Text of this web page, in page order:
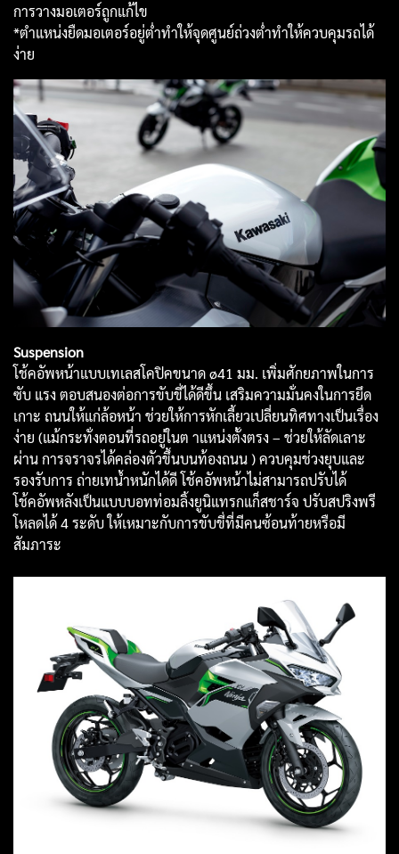
การวางมอเตอร์ถูกแก้ไข
*ตำแหน่งยืดมอเตอร์อยู่ต่ำทำให้จุดศูนย์ถ่วงต่ำทำให้ควบคุมรถได้
ง่าย
Suspension
โช้คอัพหน้าแบบเทเลสโคปิคขนาด ø41 มม. เพิ่มศักยภาพในการ
ซับ แรง ตอบสนองต่อการขับขี่ได้ดีขึ้น เสริมความมั่นคงในการยึด
เกาะ ถนนให้แก่ล้อหน้า ช่วยให้การหักเลี้ยวเปลี่ยนทิศทางเป็นเรื่อง
ง่าย (แม้กระทั่งตอนที่รถอยู่ในต าแหน่งตั้งตรง – ช่วยให้ลัดเลาะ
ผ่าน การจราจรได้คล่องตัวขึ้นบนท้องถนน ) ควบคุมช่วงยุบและ
รองรับการ ถ่ายเทน้ำหนักได้ดี โช้คอัพหน้าไม่สามารถปรับได้
โช้คอัพหลังเป็นแบบบอทท่อมลิ้งยูนิแทรกแก็สชาร์จ ปรับสปริงพรี
โหลดได้ 4 ระดับ ให้เหมาะกับการขับขี่ที่มีคนซ้อนท้ายหรือมี
สัมภาระ